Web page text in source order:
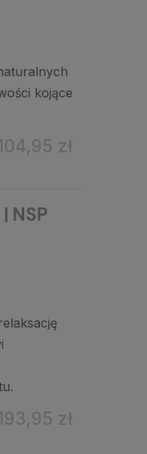
kojące
zł
NSP
zł